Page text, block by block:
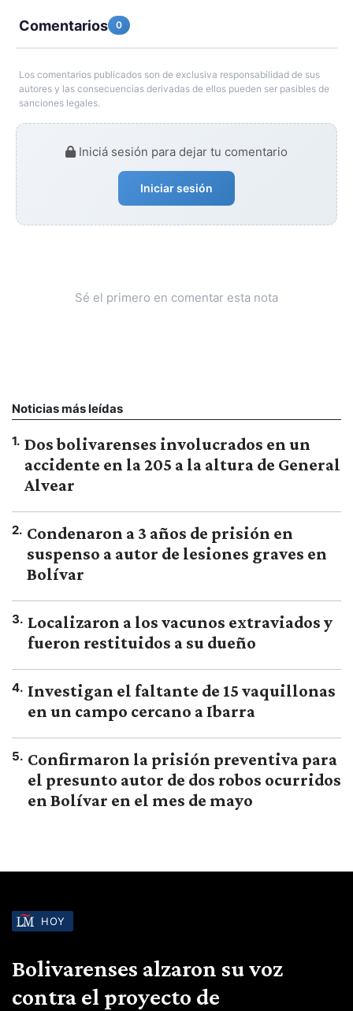
Comentarios 0
Los comentarios publicados son de exclusiva responsabilidad de sus
autores y las consecuencias derivadas de ellos pueden ser pasibles de
sanciones legales.
Iniciá sesión para dejar tu comentario
Iniciar sesión
Sé el primero en comentar esta nota
Noticias más leídas
1. Dos bolivarenses involucrados en un
accidente en la 205 a la altura de General
Alvear
2. Condenaron a 3 años de prisión en
suspenso a autor de lesiones graves en
Bolívar
3. Localizaron a los vacunos extraviados y
fueron restituidos a su dueño
4. Investigan el faltante de 15 vaquillonas
en un campo cercano a Ibarra
5. Confirmaron la prisión preventiva para
el presunto autor de dos robos ocurridos
en Bolívar en el mes de mayo
HOY
Bolivarenses alzaron su voz
contra el proyecto de